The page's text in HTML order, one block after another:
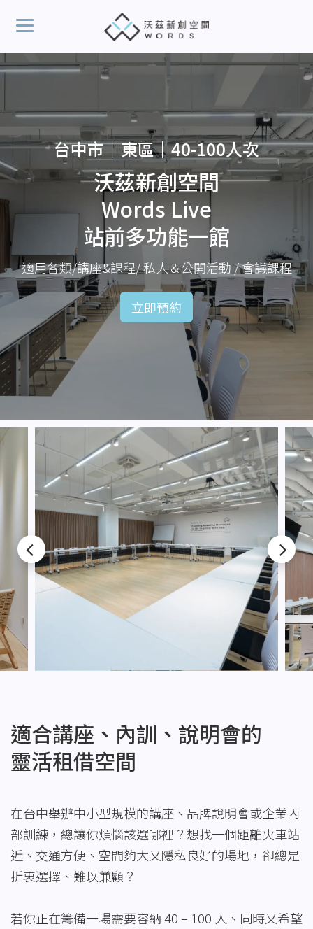
台中市｜東區｜40-100人次
沃茲新創空間
Words Live
站前多功能一館
適用各類/講座&課程/ 私人＆公開活動 / 會議課程
立即預約
適合講座、內訓、說明會的
靈活租借空間
在台中舉辦中小型規模的講座、品牌說明會或企業內
部訓練，總讓你煩惱該選哪裡？想找一個距離火車站
近、交通方便、空間夠大又隱私良好的場地，卻總是
折衷選擇、難以兼顧？
若你正在籌備一場需要容納 40 – 100 人、同時又希望